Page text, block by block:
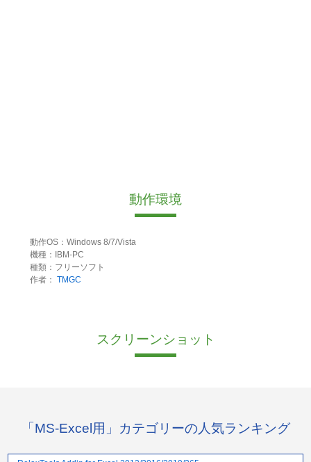
動作環境
動作OS：Windows 8/7/Vista
機種：IBM-PC
種類：フリーソフト
作者： TMGC
スクリーンショット
「MS-Excel用」カテゴリーの人気ランキング